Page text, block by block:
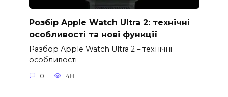
Розбір Apple Watch Ultra 2: технічні
особливості та нові функції
Разбор Apple Watch Ultra 2 – технічні
особливості
0 48